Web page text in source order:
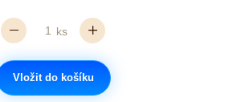
ks
Vložit do košíku